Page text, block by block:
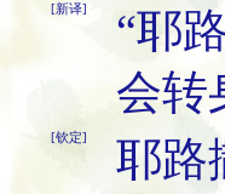
[新译]
“耶
会转
[钦定]
耶路